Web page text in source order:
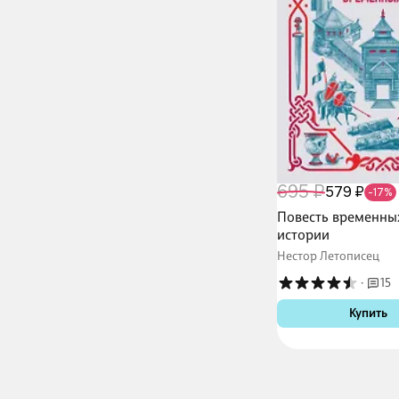
695 ₽579 ₽ -17%
Повесть
истории
Нестор Летописец
·
15
Купить